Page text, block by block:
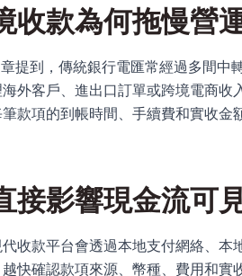
收款為何拖慢營
提到，傳統銀行電匯常經過多間中
外客戶、進出口訂單或跨境電商
款項的到帳時間、手續費和實收金
接影響現金流可
收款平台會透過本地支付網絡、
快確認款項來源、幣種、費用和